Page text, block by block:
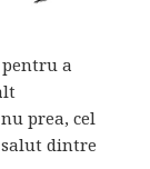
a
prea, cel
dintre